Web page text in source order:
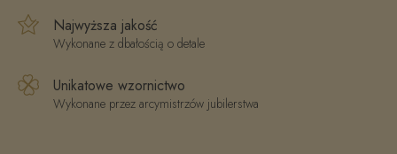
Najwyższa jakość
Wykonane z dbałością o detale
Unikatowe wzornictwo
Wykonane przez arcymistrzów jubilerstwa